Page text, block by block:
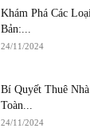
Khám Phá Các
Bản:...
24/11/2024
Bí Quyết Thuê
Toàn...
24/11/2024